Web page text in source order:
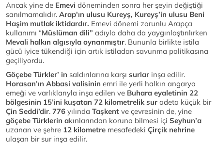
Ancak yine de Emevi döneminden sonra her şeyin değiştiği
sanılmamalıdır. Arap'ın ulusu Kureyş, Kureyş’in ulusu Beni
Haşim mutlak iktidardır. Emevi dönemi zorunlu Arapça
kullanımı “Müslüman dili” adıyla daha da yaygınlaştırılırken
Mevali halkın algısıyla oynanmıştır. Bununla birlikte istila
gücü iyice tükendiği için artık istiladan savunma politikasına
geçiliyordu.
Göçebe Türkler’ in saldırılarına karşı surlar inşa edilir.
Horasan’ın Abbasi valisinin emri ile yerli halkın angarya
emeği ve varlıklarıyla inşa edilen ve Buhara eyaletinin 22
bölgesinin 15’ini kuşatan 72 kilometrelik sur adeta küçük bir
Çin Seddi’dir. 776 yılında Taşkent ve çevresinin de, yine
göçebe Türklerin akınlarından koruna bilmesi içi Seyhun’a
uzanan ve şehre 12 kilometre mesafedeki Çirçik nehrine
ulaşan bir sur inşa edilir.